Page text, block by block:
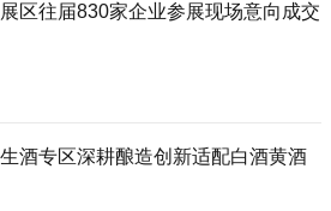
区往届830家企业参展现场意向成交
酒专区深耕酿造创新适配白酒黄酒